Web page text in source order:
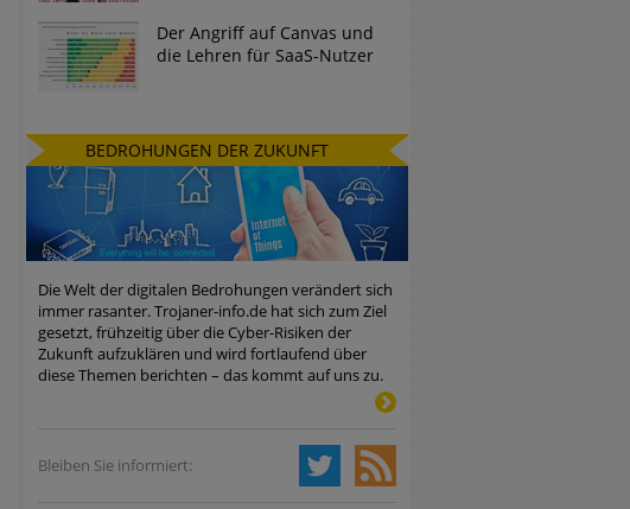
Der Angriff auf Canvas und
die Lehren für SaaS-Nutzer
BEDROHUNGEN DER ZUKUNFT
Die Welt der digitalen Bedrohungen verändert sich
immer rasanter. Trojaner-info.de hat sich zum Ziel
gesetzt, frühzeitig über die Cyber-Risiken der
Zukunft aufzuklären und wird fortlaufend über
diese Themen berichten – das kommt auf uns zu.
Bleiben Sie informiert: